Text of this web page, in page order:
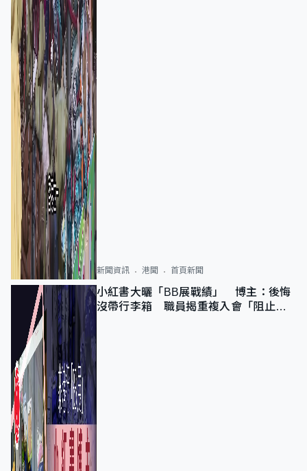
新聞資訊 港聞 首頁新聞
小紅書大曬「BB展戰績」 博主：後悔
沒帶行李箱 職員揭重複入會「阻止唔